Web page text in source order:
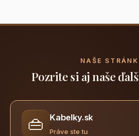
NAŠE
Pozrite si aj naše
👜 Kabelky.sk
Práve ste tu